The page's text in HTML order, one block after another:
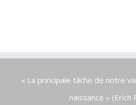
« La principale tâche de notre
naissance » (Erich